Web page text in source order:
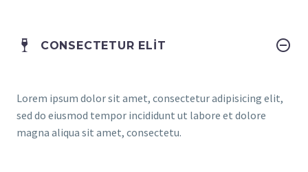
CONSECTETUR ELIT
Lorem ipsum dolor sit amet, consectetur adipisicing elit,
sed do eiusmod tempor incididunt ut labore et dolore
magna aliqua sit amet, consectetu.